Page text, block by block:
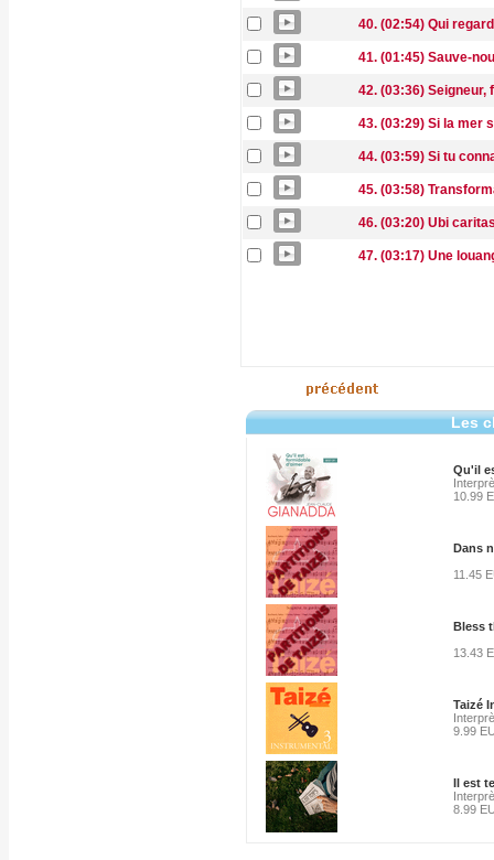
40. (02:54) Qui
41. (01:45) Sauve-
42. (03:36)
43. (03:29) Si la mer
44. (03:59) Si tu
45. (03:58)
46. (03:20) Ubi
47. (03:17) Une
Les
Qu'il
10.99
Dans
11.45
Bless
13.43
Taizé
9.99
Il est
8.99